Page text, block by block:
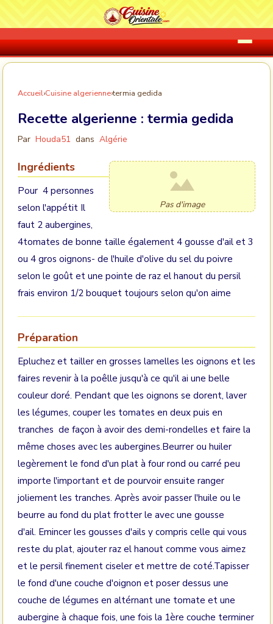
Accueil›Cuisine algerienne›termia gedida
Recette algerienne : termia gedida
Par Houda51 dans Algérie
Pas d'image
Ingrédients
Pour 4 personnes
selon l'appétit Il
faut 2 aubergines,
4tomates de bonne taille également 4 gousse d'ail et 3
ou 4 gros oignons- de l'huile d'olive du sel du poivre
selon le goût et une pointe de raz el hanout du persil
frais environ 1/2 bouquet toujours selon qu'on aime
Préparation
Epluchez et tailler en grosses lamelles les oignons et les
faires revenir à la poêlle jusqu'à ce qu'il ai une belle
couleur doré. Pendant que les oignons se dorent, laver
les légumes, couper les tomates en deux puis en
tranches de façon à avoir des demi-rondelles et faire la
même choses avec les aubergines.Beurrer ou huiler
legèrement le fond d'un plat à four rond ou carré peu
importe l'important et de pourvoir ensuite ranger
joliement les tranches. Après avoir passer l'huile ou le
beurre au fond du plat frotter le avec une gousse
d'ail. Emincer les gousses d'ails y compris celle qui vous
reste du plat, ajouter raz el hanout comme vous aimez
et le persil finement ciseler et mettre de coté.Tapisser
le fond d'une couche d'oignon et poser dessus une
couche de légumes en altérnant une tomate et une
aubergine à chaque fois, une fois la 1ère couche terminer